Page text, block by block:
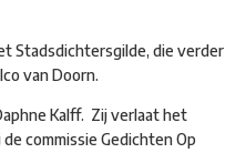
Stadsdichtersgilde, die verder
van Doorn.
Kalff. Zij verlaat het
commissie Gedichten Op